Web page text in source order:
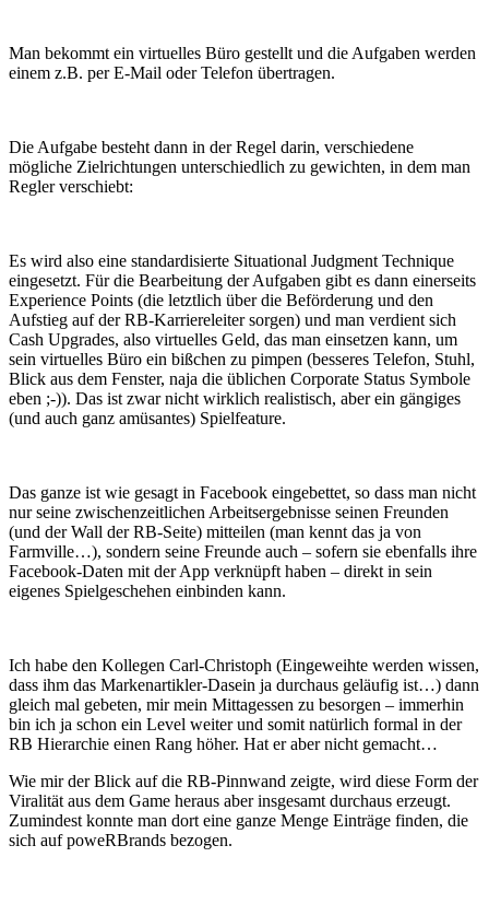
Man bekommt ein virtuelles Büro gestellt und die Aufgaben werden
einem z.B. per E-Mail oder Telefon übertragen.
Die Aufgabe besteht dann in der Regel darin, verschiedene
mögliche Zielrichtungen unterschiedlich zu gewichten, in dem man
Regler verschiebt:
Es wird also eine standardisierte Situational Judgment Technique
eingesetzt. Für die Bearbeitung der Aufgaben gibt es dann einerseits
Experience Points (die letztlich über die Beförderung und den
Aufstieg auf der RB-Karriereleiter sorgen) und man verdient sich
Cash Upgrades, also virtuelles Geld, das man einsetzen kann, um
sein virtuelles Büro ein bißchen zu pimpen (besseres Telefon, Stuhl,
Blick aus dem Fenster, naja die üblichen Corporate Status Symbole
eben ;-)). Das ist zwar nicht wirklich realistisch, aber ein gängiges
(und auch ganz amüsantes) Spielfeature.
Das ganze ist wie gesagt in Facebook eingebettet, so dass man nicht
nur seine zwischenzeitlichen Arbeitsergebnisse seinen Freunden
(und der Wall der RB-Seite) mitteilen (man kennt das ja von
Farmville…), sondern seine Freunde auch – sofern sie ebenfalls ihre
Facebook-Daten mit der App verknüpft haben – direkt in sein
eigenes Spielgeschehen einbinden kann.
Ich habe den Kollegen Carl-Christoph (Eingeweihte werden wissen,
dass ihm das Markenartikler-Dasein ja durchaus geläufig ist…) dann
gleich mal gebeten, mir mein Mittagessen zu besorgen – immerhin
bin ich ja schon ein Level weiter und somit natürlich formal in der
RB Hierarchie einen Rang höher. Hat er aber nicht gemacht…
Wie mir der Blick auf die RB-Pinnwand zeigte, wird diese Form der
Viralität aus dem Game heraus aber insgesamt durchaus erzeugt.
Zumindest konnte man dort eine ganze Menge Einträge finden, die
sich auf poweRBrands bezogen.